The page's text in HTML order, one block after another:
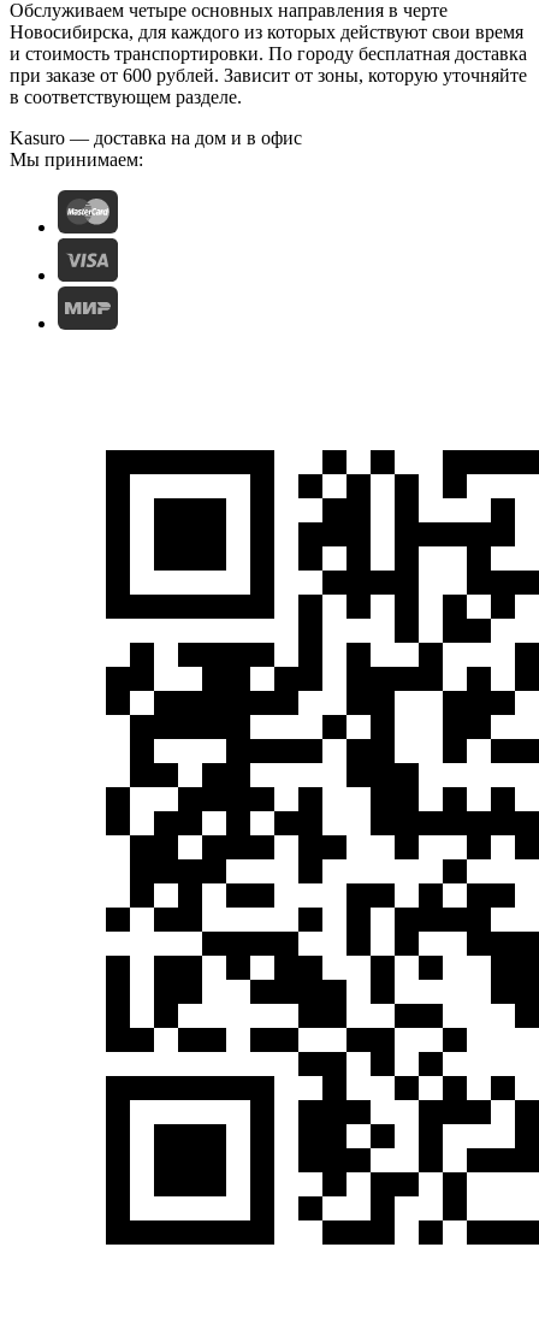
Обслуживаем четыре основных направления в черте
Новосибирска, для каждого из которых действуют свои время
и стоимость транспортировки. По городу бесплатная доставка
при заказе от 600 рублей. Зависит от зоны, которую уточняйте
в соответствующем разделе.
Kasuro — доставка на дом и в офис
Мы принимаем: